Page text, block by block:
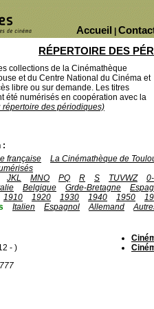
Accueil
RÉPERTOIRE DES
collections de la Cinémathèque
et du Centre National du Cinéma et
libre ou sur demande. Les titres
été numérisés en coopération avec la
des périodiques)
:
française
La Cinémathèque de
JKL
MNO PQ R S TUVWZ
Belgique Grde-Bretagne
1910
1920 1930 1940 1950
Italien Espagnol Allemand
- )